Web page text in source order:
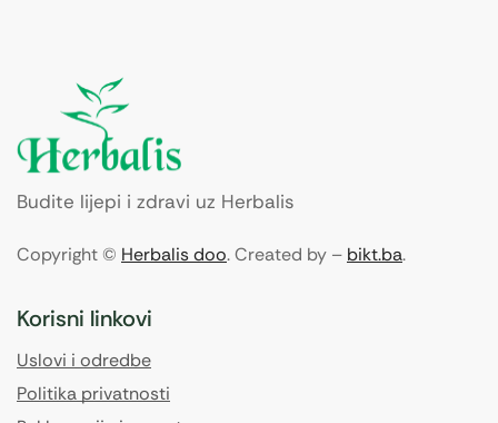
Budite lijepi i zdravi uz Herbalis
Copyright © Herbalis doo. Created by – bikt.ba.
Korisni linkovi
Uslovi i odredbe
Politika privatnosti